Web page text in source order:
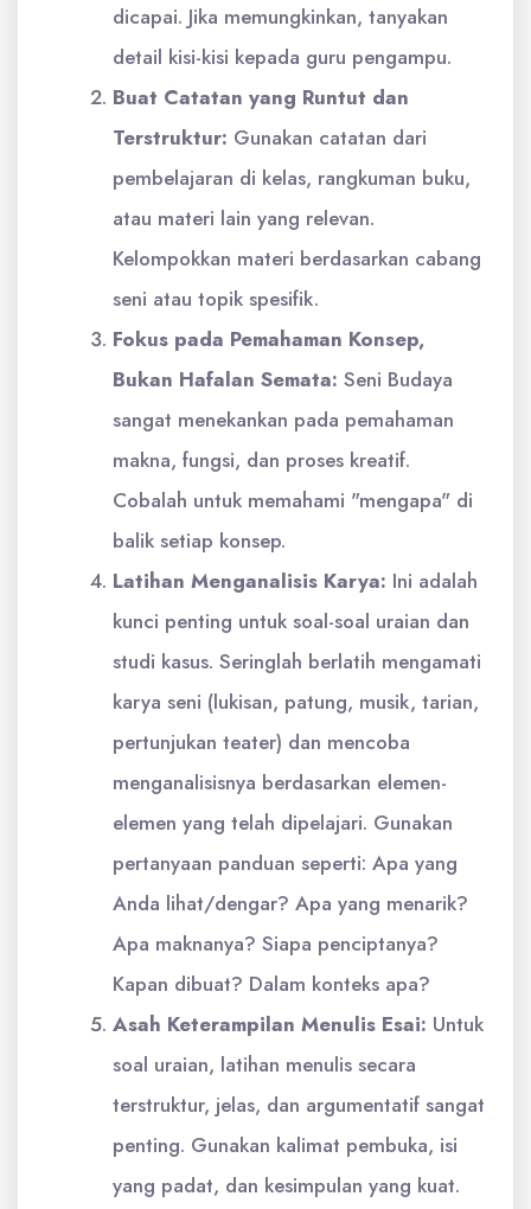
dicapai. Jika memungkinkan, tanyakan
detail kisi-kisi kepada guru pengampu.
Buat Catatan yang Runtut dan
Terstruktur: Gunakan catatan dari
pembelajaran di kelas, rangkuman buku,
atau materi lain yang relevan.
Kelompokkan materi berdasarkan cabang
seni atau topik spesifik.
Fokus pada Pemahaman Konsep,
Bukan Hafalan Semata: Seni Budaya
sangat menekankan pada pemahaman
makna, fungsi, dan proses kreatif.
Cobalah untuk memahami "mengapa" di
balik setiap konsep.
Latihan Menganalisis Karya: Ini adalah
kunci penting untuk soal-soal uraian dan
studi kasus. Seringlah berlatih mengamati
karya seni (lukisan, patung, musik, tarian,
pertunjukan teater) dan mencoba
menganalisisnya berdasarkan elemen-
elemen yang telah dipelajari. Gunakan
pertanyaan panduan seperti: Apa yang
Anda lihat/dengar? Apa yang menarik?
Apa maknanya? Siapa penciptanya?
Kapan dibuat? Dalam konteks apa?
Asah Keterampilan Menulis Esai: Untuk
soal uraian, latihan menulis secara
terstruktur, jelas, dan argumentatif sangat
penting. Gunakan kalimat pembuka, isi
yang padat, dan kesimpulan yang kuat.